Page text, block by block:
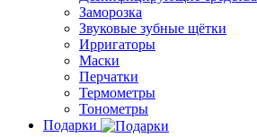
Заморозка
Звуковые зубные щётки
Ирригаторы
Маски
Перчатки
Термометры
Тонометры
Подарки